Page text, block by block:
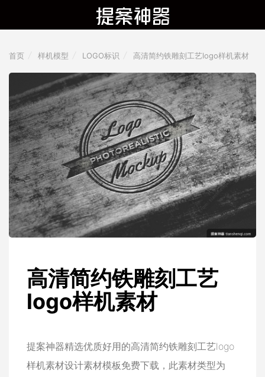
首页 样机模型 LOGO标识 高清简约铁雕刻工艺logo样机素材
高清简约铁雕刻工艺
logo样机素材
提案神器精选优质好用的高清简约铁雕刻工艺logo
样机素材设计素材模板免费下载，此素材类型为